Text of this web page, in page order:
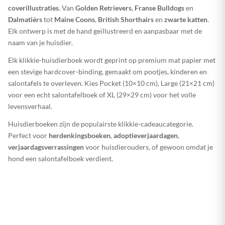
coverillustraties. Van Golden Retrievers, Franse Bulldogsen
Dalmatiërstot Maine Coons, British Shorthairsen zwarte katten.
Elk ontwerp is met de hand geïllustreerd en aanpasbaar met de
naam van je huisdier.
Elk klikkie-huisdierboek wordt geprint op premium mat papier met
een stevige hardcover-binding, gemaakt om pootjes, kinderen en
salontafels te overleven. Kies Pocket (10×10 cm), Large (21×21 cm)
voor een echt salontafelboek of XL (29×29 cm) voor het volle
levensverhaal.
Huisdierboeken zijn de populairste klikkie-cadeaucategorie.
Perfect voor herdenkingsboeken, adoptieverjaardagen,
verjaardagsverrassingenvoor huisdierouders, of gewoon omdat je
hond een salontafelboek verdient.